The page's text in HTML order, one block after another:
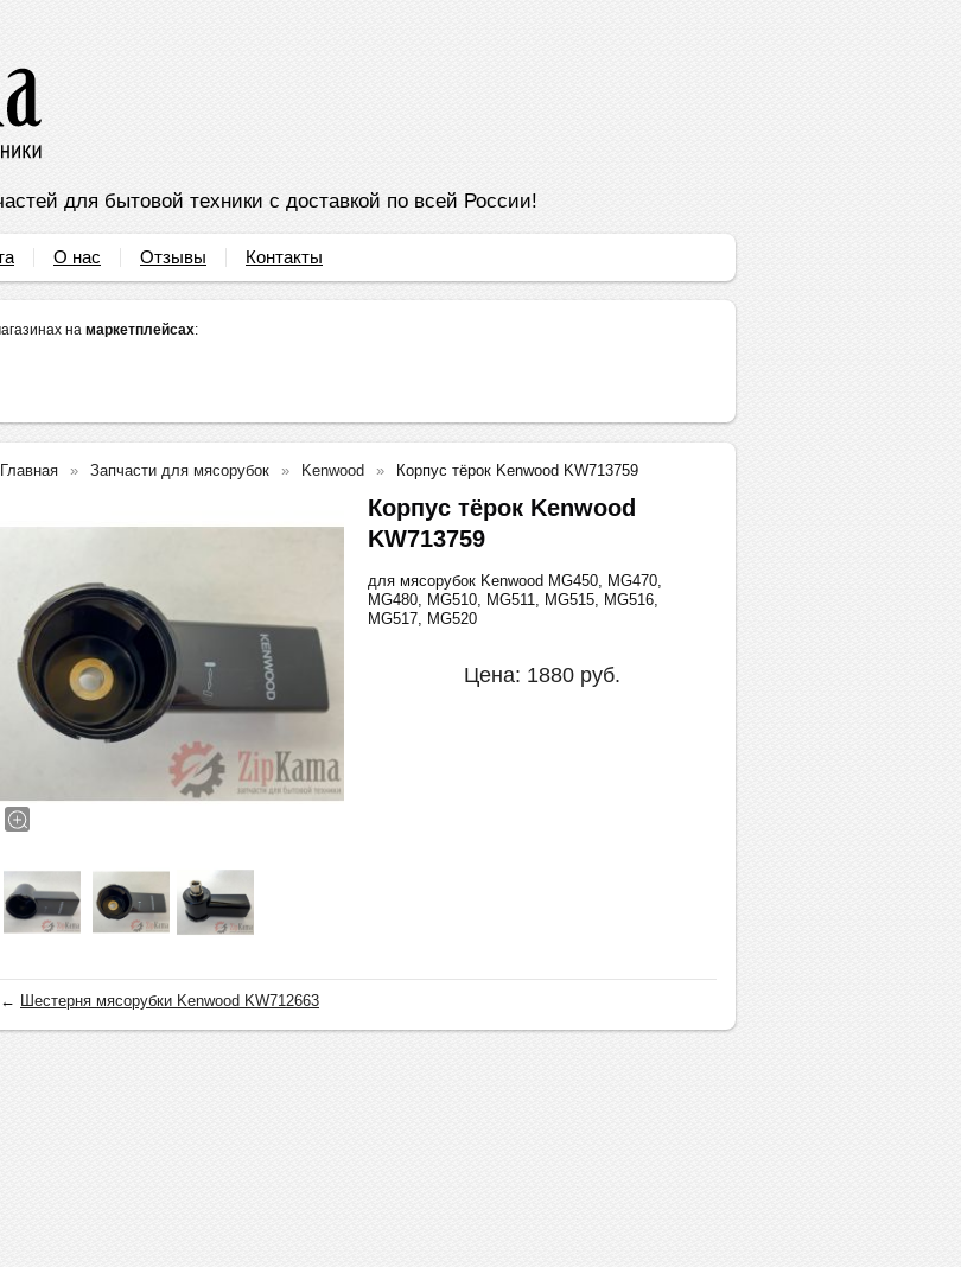
для бытовой техники с доставкой по всей России!
О нас Отзывы Контакты
на маркетплейсах:
Главная Запчасти для мясорубок Kenwood Корпус тёрок Kenwood KW713759
Корпус тёрок Kenwood
KW713759
для мясорубок Kenwood MG450, MG470,
MG480, MG510, MG511, MG515, MG516,
MG517, MG520
Цена: 1880 руб.
← Шестерня мясорубки Kenwood KW712663